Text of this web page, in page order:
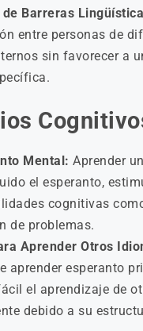
Barreras
entre personas de
sin favorecer a
Mental: Aprender
el esperanto,
cognitivas
de problemas.
Aprender Otros
aprender esperanto
el aprendizaje de
debido a su